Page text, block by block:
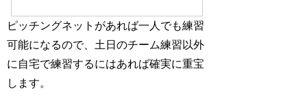
ピッチングネットがあれば一人でも練習
可能になるので、土日のチーム練習以外
に自宅で練習するにはあれば確実に重宝
します。